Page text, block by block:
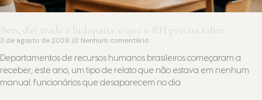
Bets, day trade e ludopatia: o que o RH precisa saber
3 de agosto de 2026 Nenhum comentário
Departamentos de recursos humanos brasileiros começaram a
receber, este ano, um tipo de relato que não estava em nenhum
manual: funcionários que desaparecem no dia